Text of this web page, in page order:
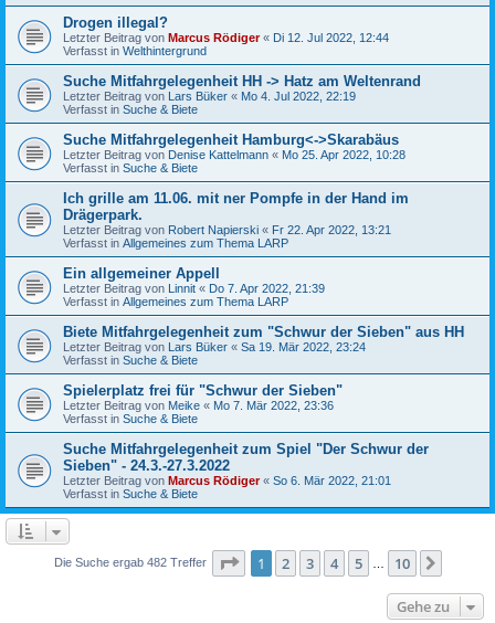
Drogen illegal?
Letzter Beitrag von Marcus Rödiger« Di 12. Jul 2022, 12:44
Verfasst in Welthintergrund
Suche Mitfahrgelegenheit HH -> Hatz am Weltenrand
Letzter Beitrag von Lars Büker « Mo 4. Jul 2022, 22:19
Verfasst in Suche & Biete
Suche Mitfahrgelegenheit Hamburg<->Skarabäus
Letzter Beitrag von Denise Kattelmann « Mo 25. Apr 2022, 10:28
Verfasst in Suche & Biete
Ich grille am 11.06. mit ner Pompfe in der Hand im
Drägerpark.
Letzter Beitrag von Robert Napierski « Fr 22. Apr 2022, 13:21
Verfasst in Allgemeines zum Thema LARP
Ein allgemeiner Appell
Letzter Beitrag von Linnit « Do 7. Apr 2022, 21:39
Verfasst in Allgemeines zum Thema LARP
Biete Mitfahrgelegenheit zum "Schwur der Sieben" aus HH
Letzter Beitrag von Lars Büker « Sa 19. Mär 2022, 23:24
Verfasst in Suche & Biete
Spielerplatz frei für "Schwur der Sieben"
Letzter Beitrag von Meike « Mo 7. Mär 2022, 23:36
Verfasst in Suche & Biete
Suche Mitfahrgelegenheit zum Spiel "Der Schwur der
Sieben" - 24.3.-27.3.2022
Letzter Beitrag von Marcus Rödiger« So 6. Mär 2022, 21:01
Verfasst in Suche & Biete
Die Suche ergab 482 Treffer Seite 1von 10
1 2 3 4 5 10
Gehe zu